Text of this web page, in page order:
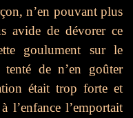
n’en pouvant plus
avide de dévorer ce
goulument sur le
tenté de n’en goûter
était trop forte et
l’enfance l’emportait